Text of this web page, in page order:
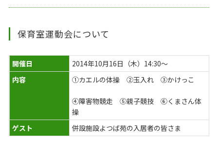
保育室運動会について
開催日
2014年10月16日（木）14:30～
内容
①カエルの体操 ②玉入れ ③かけっこ
④障害物競走 ⑤親子競技 ⑥くまさん体
操
ゲスト
併設施設よつば苑の入居者の皆さま